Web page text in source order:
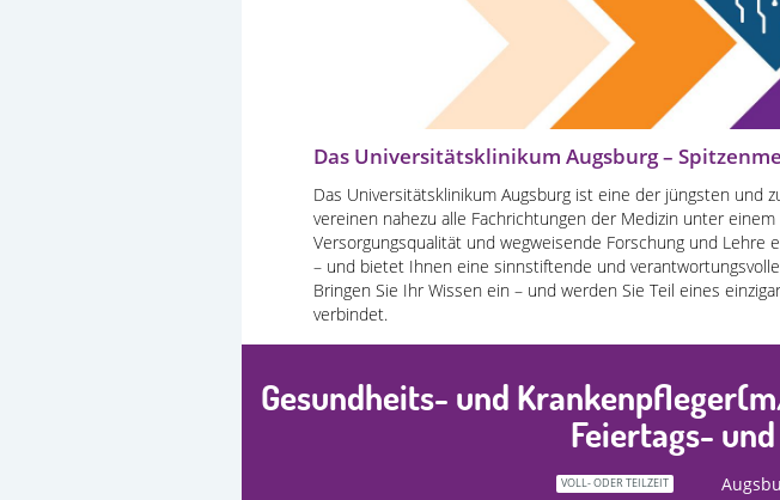
Das Universitätsklinikum Augsburg –
Das Universitätsklinikum Augsburg ist eine der jüngsten und
vereinen nahezu alle Fachrichtungen der Medizin unter
Versorgungsqualität und wegweisende Forschung und
– und bietet Ihnen eine sinnstiftende und
Bringen Sie Ihr Wissen ein – und werden Sie Teil eines
verbindet.
Gesundheits- und
Feiertags-
VOLL- ODER TEILZEIT